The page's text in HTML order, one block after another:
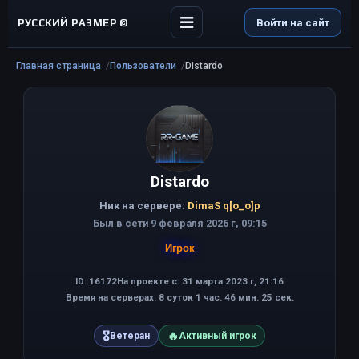
РУССКИЙ РАЗМЕР © Войти на сайт
Главная страница Пользователи Distardo
Distardo
Ник на сервере: DimaS q[o_o]p
Был в сети 9 февраля 2026 г, 09:15
Игрок
ID: 16172На проекте с: 31 марта 2023 г, 21:16
Время на серверах: 8 суток 1 час. 46 мин. 25 сек.
🎖Ветеран 🔥Активный игрок